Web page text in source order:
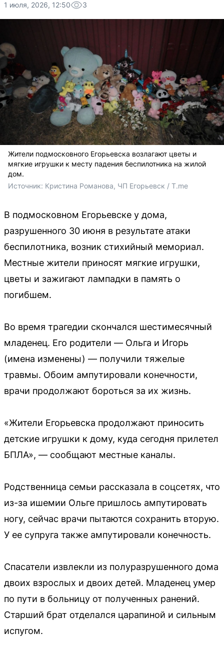
1 июля, 2026, 12:50 3
Жители подмосковного Егорьевска возлагают цветы и
мягкие игрушки к месту падения беспилотника на жилой
дом.
Источник: Кристина Романова, ЧП Егорьевск / T.me
В подмосковном Егорьевске у дома,
разрушенного 30 июня в результате атаки
беспилотника, возник стихийный мемориал.
Местные жители приносят мягкие игрушки,
цветы и зажигают лампадки в память о
погибшем.
Во время трагедии скончался шестимесячный
младенец. Его родители — Ольга и Игорь
(имена изменены) — получили тяжелые
травмы. Обоим ампутировали конечности,
врачи продолжают бороться за их жизнь.
«Жители Егорьевска продолжают приносить
детские игрушки к дому, куда сегодня прилетел
БПЛА», — сообщают местные каналы.
Родственница семьи рассказала в соцсетях, что
из-за ишемии Ольге пришлось ампутировать
ногу, сейчас врачи пытаются сохранить вторую.
У ее супруга также ампутировали конечность.
Спасатели извлекли из полуразрушенного дома
двоих взрослых и двоих детей. Младенец умер
по пути в больницу от полученных ранений.
Старший брат отделался царапиной и сильным
испугом.